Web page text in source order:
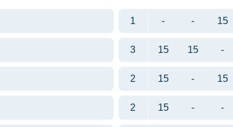
1 - - 15
3 15 15 -
2 15 - 15
2 15 - -